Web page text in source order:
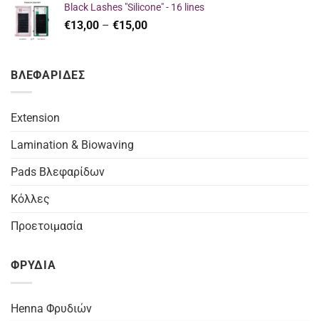
€27,50.είναι:
€26,00.
Black Lashes "Silicone" - 16 lines
€13,00 – €15,00Price
ΒΛΕΦΑΡΙΔΕΣ
Extension
Lamination & Biowaving
Pads Βλεφαρίδων
Κόλλες
Προετοιμασία
ΦΡΥΔΙΑ
Henna Φρυδιών